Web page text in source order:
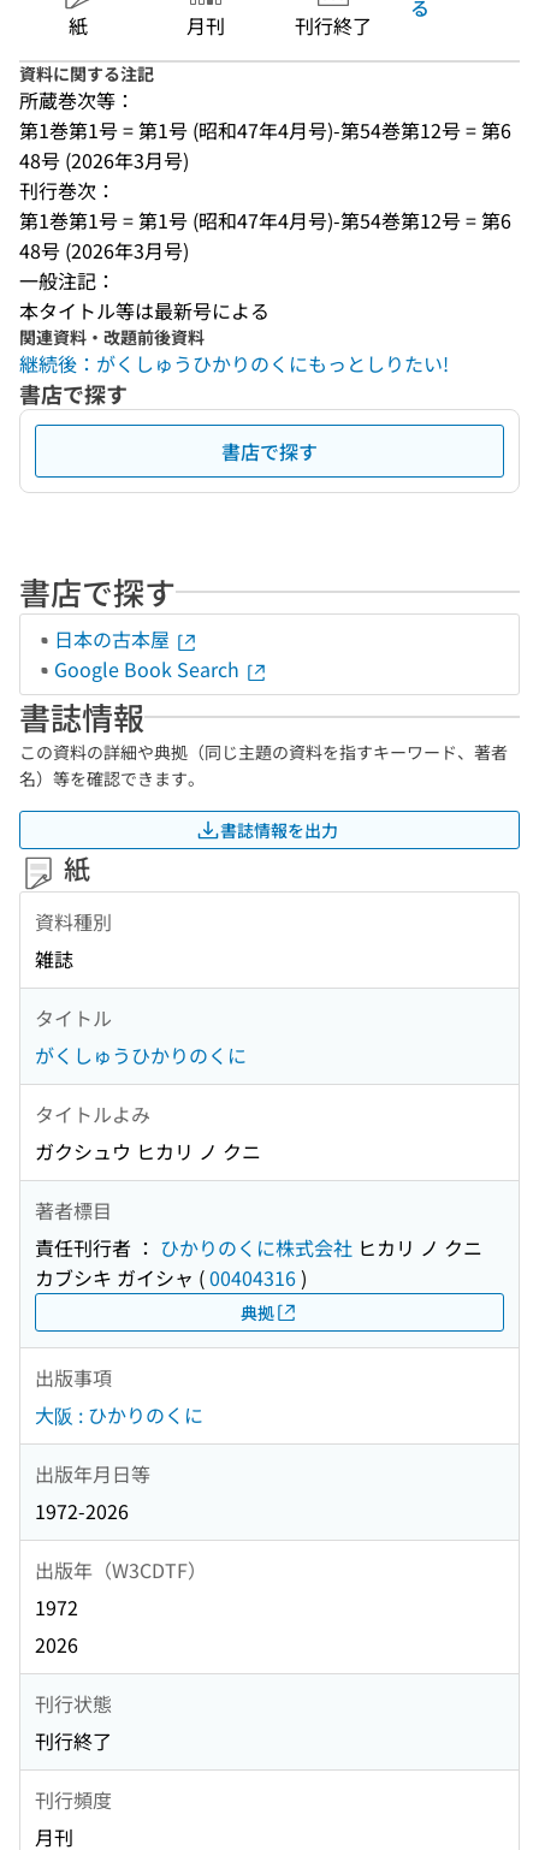
紙 月刊 刊行終了
る
資料に関する注記
所蔵巻次等：
第1巻第1号 = 第1号 (昭和47年4月号)-第54巻第12号 = 第6
48号 (2026年3月号)
刊行巻次：
第1巻第1号 = 第1号 (昭和47年4月号)-第54巻第12号 = 第6
48号 (2026年3月号)
一般注記：
本タイトル等は最新号による
関連資料・改題前後資料
継続後：がくしゅうひかりのくにもっとしりたい!
書店で探す
書店で探す
書店で探す
日本の古本屋
Google Book Search
書誌情報
この資料の詳細や典拠（同じ主題の資料を指すキーワード、著者
名）等を確認できます。
書誌情報を出力
紙
資料種別
雑誌
タイトル
がくしゅうひかりのくに
タイトルよみ
ガクシュウ ヒカリ ノ クニ
著者標目
責任刊行者 ： ひかりのくに株式会社 ヒカリ ノ クニ
カブシキ ガイシャ (00404316)
典拠
出版事項
大阪 : ひかりのくに
出版年月日等
1972-2026
出版年（W3CDTF）
1972
2026
刊行状態
刊行終了
刊行頻度
月刊